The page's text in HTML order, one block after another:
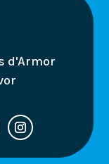
d'Armor